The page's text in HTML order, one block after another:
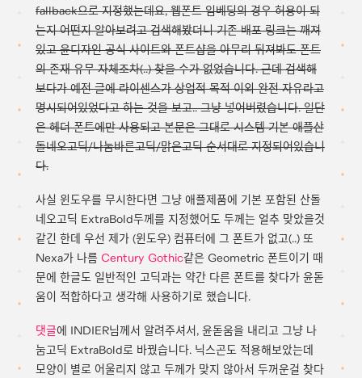
fallback으로 지정했는데요, 웹폰트 임베딩의 경우 허용이 되
는지 어떤지 알아보려고 검색해봤더니 기존 배포 링크는 깨져
있고 윤디자인 공식 사이트와 폰트샵을 아무리 뒤져봐도 폰트
의 존재 유무 자체조차(..) 찾을 수가 없었습니다. 근데 검색해
보다가 예전 글에 라이센스가 상업적 목적 이외 완전 자유라고
명시되어있었다고 하는 것을 보고.. 그냥 넣어버렸습니다. 일단
은 헤더 폰트에만 사용되고 본문은 그대로 시스템 기본 애플산
돌네오고딕/나눔바른고딕/맑은고딕 순서대로 지정되어있습니
다.
사실 윈도우를 무시한다면 그냥 애플제품에 기본 포함된 산돌
네오고딕 ExtraBold두께를 지정했어도 두께는 얼추 맞았을것
같긴 한데 우선 제가 (윈도우) 컴퓨터에 그 폰트가 없고(..) 또
Nexa가 나름 Century Gothic같은 Geometric 폰트이기 때
문에 한글도 일반적인 고딕과는 약간 다른 폰트를 찾다가 윤돋
움이 적합하다고 생각해 사용하기로 했습니다.
댓글에 INDIER님께서 알려주셔서, 윤돋움을 내리고 그냥 나
눔고딕 ExtraBold로 바꿨습니다. 닉스곤도 적용해보았는데
모양이 별로 어울리지 않고 두께가 맞지 않아서 두꺼운걸 찾다